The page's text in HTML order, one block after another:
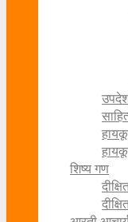
शिष्य गण